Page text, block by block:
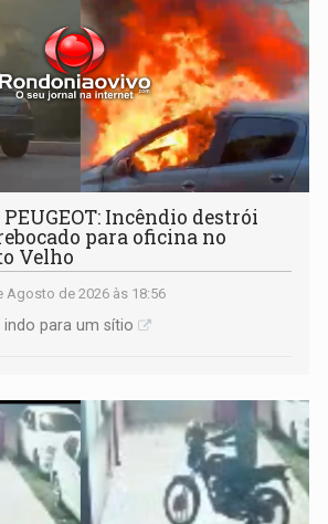
PEUGEOT: Incêndio destrói
para oficina no
Velho
Agosto de 2026 às 18:56
indo para um sítio